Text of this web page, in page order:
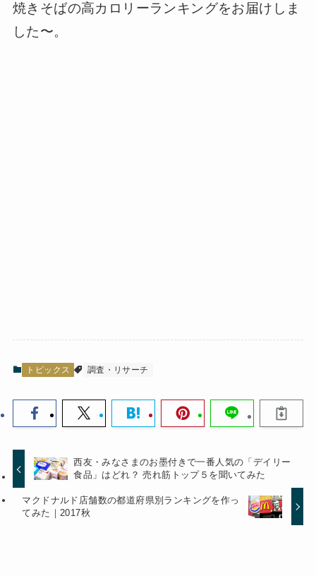
焼きそばの高カロリーランキングをお届けしま
した〜。
トピックス 調査・リサーチ
西友・みなさまのお墨付きで一番人気の「デイリー
食品」はどれ？ 売れ筋トップ５を聞いてみた
マクドナルド店舗数の都道府県別ランキングを作っ
てみた｜2017秋